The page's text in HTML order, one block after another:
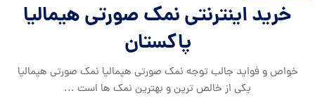
خرید اینترنتی نمک صورتی هیمالیا
پاکستان
خواص و فواید جالب توجه نمک صورتی هیمالیا نمک صورتی هیمالیا
یکی از خالص ترین و بهترین نمک ها است ...